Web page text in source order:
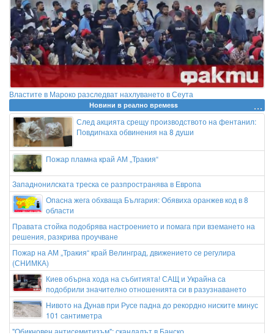
Властите в Мароко разследват нахлуването в Сеута
Новини в реално времеss
След акцията срещу производството на фентанил:
Повдигнаха обвинения на 8 души
Пожар пламна край АМ „Тракия“
Западнонилската треска се разпространява в Европа
Опасна жега обхваща България: Обявиха оранжев код в 8
области
Правата стойка подобрява настроението и помага при вземането на
решения, разкрива проучване
Пожар на АМ „Тракия“ край Велинград, движението се регулира
(СНИМКА)
Киев обърна хода на събитията! САЩ и Украйна са
подобрили значително отношенията си в разузнаването
Нивото на Дунав при Русе падна до рекордно ниските минус
101 сантиметра
"Обикновен антисемитизъм": скандалът в Банско